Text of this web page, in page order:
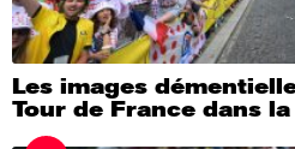
Les images
Tour de France dans